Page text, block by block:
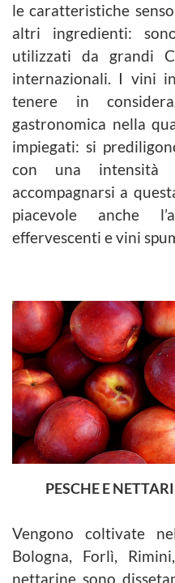
le caratteristiche
altri ingredienti:
utilizzati da grandi
internazionali. I vini
tenere in
gastronomica nella
impiegati: si
con una intensità
accompagnarsi a
piacevole anche
effervescenti e vini
PESCHE E
Vengono coltivate
Bologna, Forlì,
nettarine sono